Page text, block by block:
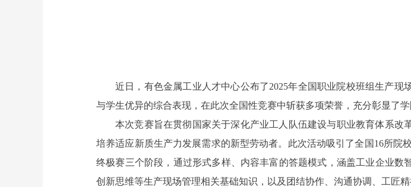
近日，有色金属工业人才中心公布了2025年全国职业院校班组生产
与学生优异的综合表现，在此次全国性竞赛中斩获多项荣誉，充分彰显了
本次竞赛旨在贯彻国家关于深化产业工人队伍建设与职业教育体系
培养适应新质生产力发展需求的新型劳动者。此次活动吸引了全国16所院
终极赛三个阶段，通过形式多样、内容丰富的答题模式，涵盖工业企业数
创新思维等生产现场管理相关基础知识，以及团结协作、沟通协调、工匠